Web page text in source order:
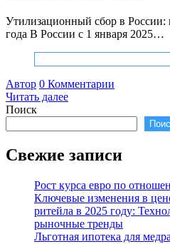
Утилизационный сбор в России:
года В России с 1 января 2025…
Автор 0 Комментарии
Читать далее
Поиск
Свежие записи
Рост курса евро по
Ключевые изменения в
ритейла в 2025 году:
рыночные тренды
Льготная ипотека для